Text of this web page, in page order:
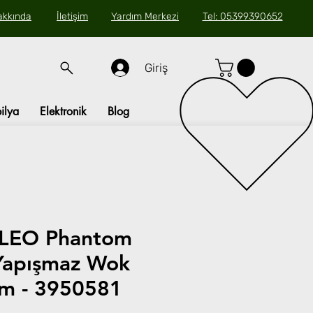
İletişim Yardım Merkezi Tel: 05399390652
Giriş
Elektronik Blog
Phantom
Wok
- 3950581